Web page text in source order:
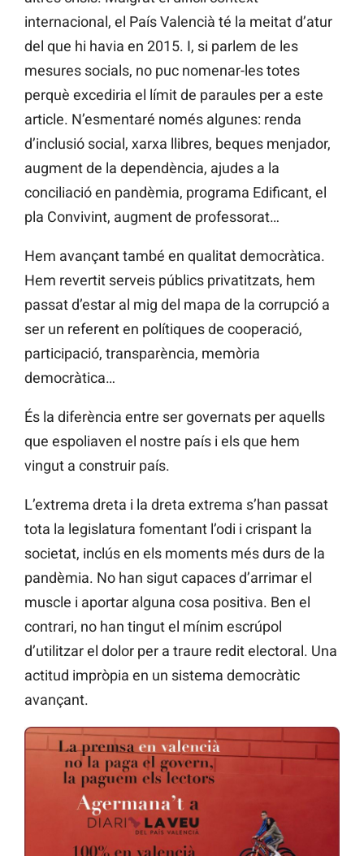
internacional, el País Valencià té la meitat d’atur
del que hi havia en 2015. I, si parlem de les
mesures socials, no puc nomenar-les totes
perquè excediria el límit de paraules per a este
article. N’esmentaré només algunes: renda
d’inclusió social, xarxa llibres, beques menjador,
augment de la dependència, ajudes a la
conciliació en pandèmia, programa Edificant, el
pla Convivint, augment de professorat…
Hem avançant també en qualitat democràtica.
Hem revertit serveis públics privatitzats, hem
passat d’estar al mig del mapa de la corrupció a
ser un referent en polítiques de cooperació,
participació, transparència, memòria
democràtica…
És la diferència entre ser governats per aquells
que espoliaven el nostre país i els que hem
vingut a construir país.
L’extrema dreta i la dreta extrema s’han passat
tota la legislatura fomentant l’odi i crispant la
societat, inclús en els moments més durs de la
pandèmia. No han sigut capaces d’arrimar el
muscle i aportar alguna cosa positiva. Ben el
contrari, no han tingut el mínim escrúpol
d’utilitzar el dolor per a traure redit electoral. Una
actitud impròpia en un sistema democràtic
avançant.